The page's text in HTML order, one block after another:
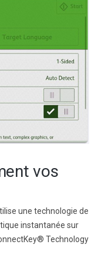
vos
une technologie de
instantanée sur
Technology